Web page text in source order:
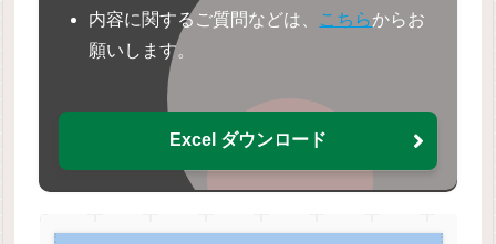
内容に関するご質問などは、 こちらからお
願いします。
Excel ダウンロード